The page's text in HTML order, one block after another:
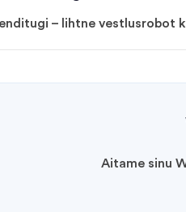
– lihtne vestlusrobot
Aitame sinu